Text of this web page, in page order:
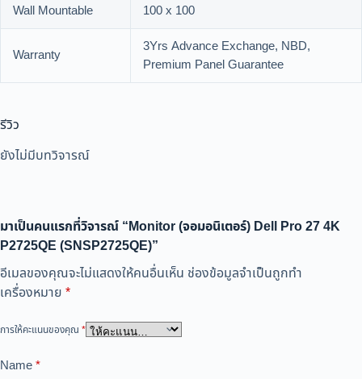
Wall Mountable 100 x 100
Warranty
3Yrs Advance Exchange, NBD,
Premium Panel Guarantee
รีวิว
ยังไม่มีบทวิจารณ์
มาเป็นคนแรกที่วิจารณ์ “Monitor (จอมอนิเตอร์) Dell Pro 27 4K
P2725QE (SNSP2725QE)”
อีเมลของคุณจะไม่แสดงให้คนอื่นเห็น ช่องข้อมูลจำเป็นถูกทำ
เครื่องหมาย *
การให้คะแนนของคุณ *
Name*